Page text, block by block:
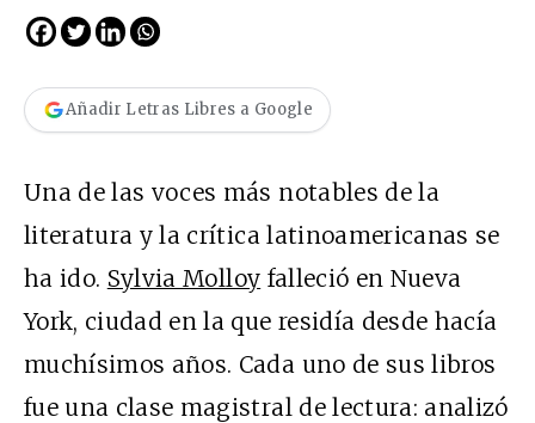
Añadir Letras Libres a Google
Una de las voces más notables de la
literatura y la crítica latinoamericanas se
ha ido. Sylvia Molloy falleció en Nueva
York, ciudad en la que residía desde hacía
muchísimos años. Cada uno de sus libros
fue una clase magistral de lectura: analizó